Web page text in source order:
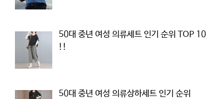
50대 중년 여성 의류세트 인기 순위 TOP 10
!!
50대 중년 여성 의류상하세트 인기 순위